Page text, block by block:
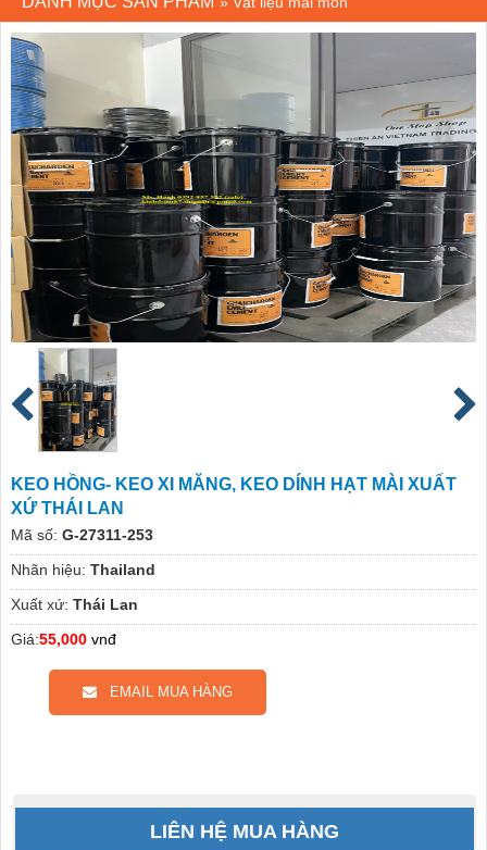
KEO HỒNG- KEO XI MĂNG, KEO DÍNH HẠT MÀI XUẤT
XỨ THÁI LAN
Mã số: G-27311-253
Nhãn hiệu: Thailand
Xuất xứ: Thái Lan
Giá:55,000 vnđ
EMAIL MUA HÀNG
LIÊN HỆ MUA HÀNG